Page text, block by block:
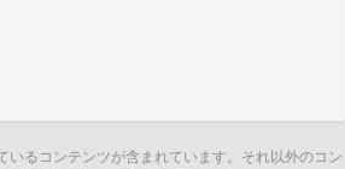
るコンテンツが含まれています。それ以外のコン